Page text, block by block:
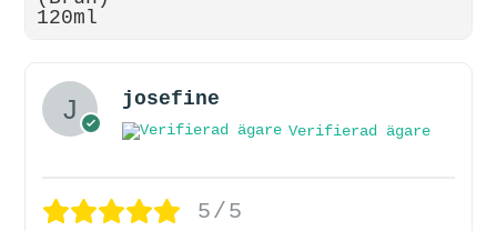
josefine
Verifierad ägare
5/5